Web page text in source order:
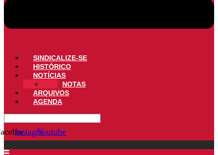
SINDICALIZE-SE
HISTÓRICO
NOTÍCIAS
NOTAS
ARQUIVOS
AGENDA
InstagramYoutube